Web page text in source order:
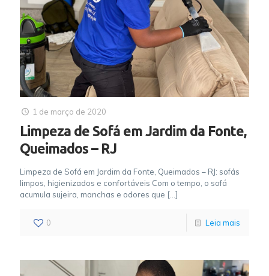
1 de março de 2020
Limpeza de Sofá em Jardim da Fonte,
Queimados – RJ
Limpeza de Sofá em Jardim da Fonte, Queimados – RJ: sofás
limpos, higienizados e confortáveis Com o tempo, o sofá
acumula sujeira, manchas e odores que […]
0 Leia mais